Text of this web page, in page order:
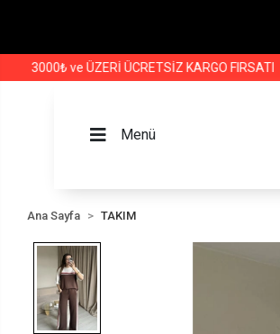
ve ÜZERİ ÜCRETSİZ KARGO FIRSATI
Menü
Ana Sayfa TAKIM